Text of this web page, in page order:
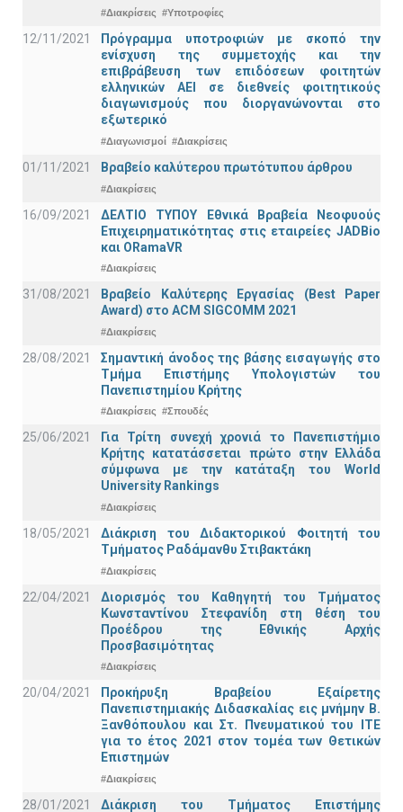
#Διακρίσεις #Υποτροφίες
12/11/2021
Πρόγραμμα υποτροφιών με σκοπό την
ενίσχυση της συμμετοχής και την
επιβράβευση των επιδόσεων φοιτητών
ελληνικών ΑΕΙ σε διεθνείς φοιτητικούς
διαγωνισμούς που διοργανώνονται στο
εξωτερικό
#Διαγωνισμοί #Διακρίσεις
01/11/2021 Bραβείο καλύτερου πρωτότυπου άρθρου
#Διακρίσεις
16/09/2021
ΔΕΛΤΙΟ ΤΥΠΟΥ Εθνικά Βραβεία Νεοφυούς
Επιχειρηματικότητας στις εταιρείες JADBio
και ORamaVR
#Διακρίσεις
31/08/2021
Βραβείο Καλύτερης Εργασίας (Best Paper
Award) στο ACM SIGCOMM 2021
#Διακρίσεις
28/08/2021
Σημαντική άνοδος της βάσης εισαγωγής στο
Τμήμα Επιστήμης Υπολογιστών του
Πανεπιστημίου Κρήτης
#Διακρίσεις #Σπουδές
25/06/2021
Για Τρίτη συνεχή χρονιά το Πανεπιστήμιο
Κρήτης κατατάσσεται πρώτο στην Ελλάδα
σύμφωνα με την κατάταξη του World
University Rankings
#Διακρίσεις
18/05/2021
Διάκριση του Διδακτορικού Φοιτητή του
Τμήματος Ραδάμανθυ Στιβακτάκη
#Διακρίσεις
22/04/2021
Διορισμός του Καθηγητή του Τμήματος
Κωνσταντίνου Στεφανίδη στη θέση του
Προέδρου της Εθνικής Αρχής
Προσβασιμότητας
#Διακρίσεις
20/04/2021
Προκήρυξη Βραβείου Εξαίρετης
Πανεπιστημιακής Διδασκαλίας εις μνήμην Β.
Ξανθόπουλου και Στ. Πνευματικού του ΙΤΕ
για το έτος 2021 στον τομέα των Θετικών
Επιστημών
#Διακρίσεις
28/01/2021 Διάκριση του Τμήματος Επιστήμης